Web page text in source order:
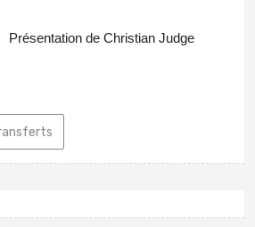
Présentation de Christian Judge